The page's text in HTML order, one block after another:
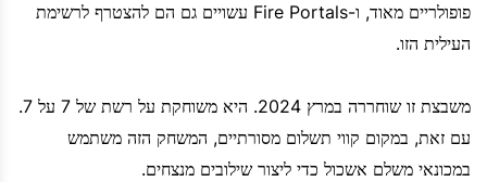
פופולריים מאוד, ו-Fire Portals עשויים גם הם להצטרף לרשימת
העילית הזו.
משבצת זו שוחררה במרץ 2024. היא משוחקת על רשת של 7 על 7.
עם זאת, במקום קווי תשלום מסורתיים, המשחק הזה משתמש
במכונאי משלם אשכול כדי ליצור שילובים מנצחים.